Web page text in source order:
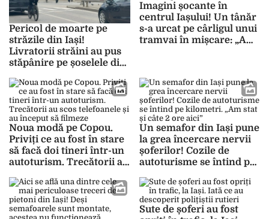
Pericol de moarte pe
străzile din Iași!
Livratorii străini au pus
stăpânire pe șoselele din
exasperați: „Dacă nu
eram atent, îl omoram”
Imagini șocante în
centrul Iașului! Un tânăr
s-a urcat pe cârligul unui
tramvai în mișcare: „Am
Noua modă pe Copou.
Priviți ce au fost în stare
să facă doi tineri într-un
autoturism. Trecătorii au
început să filmeze
Un semafor din Iași pune
la grea încercare nervii
șoferilor! Cozile de
autoturisme se întind pe
câte 2 ore aici”
Sute de șoferi au fost